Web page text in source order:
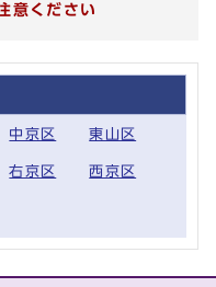
意ください
中京区 東山区
右京区 西京区